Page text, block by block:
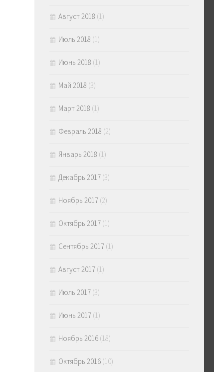
Август 2018 (1)
Июль 2018 (1)
Июнь 2018 (1)
Май 2018 (3)
Март 2018 (1)
Февраль 2018 (2)
Январь 2018 (1)
Декабрь 2017 (3)
Ноябрь 2017 (2)
Октябрь 2017 (1)
Сентябрь 2017 (1)
Август 2017 (1)
Июль 2017 (3)
Июнь 2017 (1)
Ноябрь 2016 (18)
Октябрь 2016 (10)